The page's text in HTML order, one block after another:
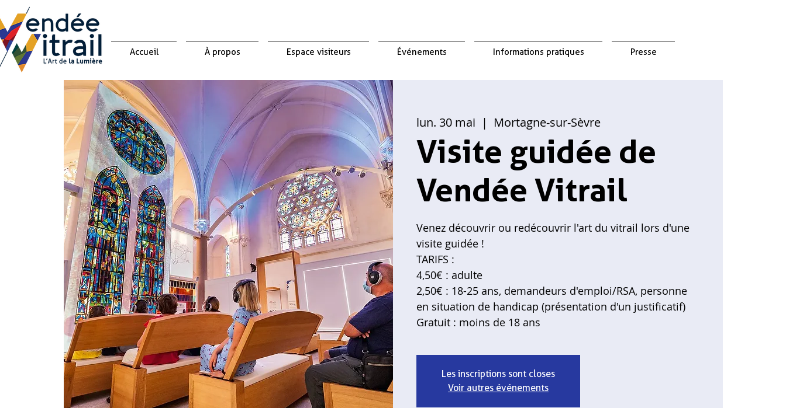
Accueil À propos Espace visiteurs Événements Informations pratiques Presse
lun. 30 mai
  |
Mortagne-sur-Sèvre
Visite guidée de
Vendée Vitrail
Venez découvrir ou redécouvrir l'art du vitrail lors d'une
visite guidée !
TARIFS :
4,50€ : adulte
2,50€ : 18-25 ans, demandeurs d'emploi/RSA, personne
en situation de handicap (présentation d'un justificatif)
Gratuit : moins de 18 ans
Les inscriptions sont closes
Voir autres événements